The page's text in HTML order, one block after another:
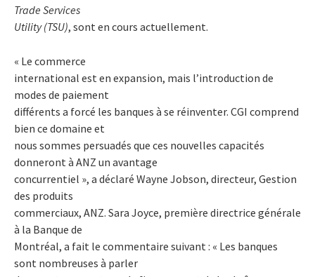
Trade Services
Utility (TSU), sont en cours actuellement.
« Le commerce
international est en expansion, mais l’introduction de
modes de paiement
différents a forcé les banques à se réinventer. CGI comprend
bien ce domaine et
nous sommes persuadés que ces nouvelles capacités
donneront à ANZ un avantage
concurrentiel », a déclaré Wayne Jobson, directeur, Gestion
des produits
commerciaux, ANZ. Sara Joyce, première directrice générale
à la Banque de
Montréal, a fait le commentaire suivant : « Les banques
sont nombreuses à parler